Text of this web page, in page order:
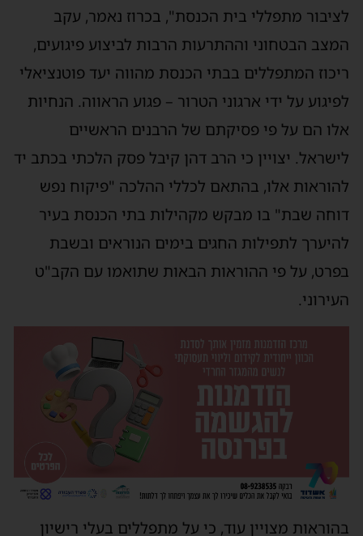
לציבור מתפללי בית הכנסת", בכרוז נאמר, עקב
המצב הבטחוני וההתרעות הרבות לביצוע פיגועים,
ריכוז המתפללים בבתי הכנסת מהווה יעד פוטנציאלי
לפיגוע על ידי ארגוני הטרור – פגוע הראווה. הנחיות
אלו הם על פי פסיקתם של הרבנים הראשיים
לישראל. יצויין כי הרב דהן קיבל פסק הלכתי בכתב יד
להוראות אלו, בהתאם לכללי ההלכה "פיקוח נפש
דוחה שבת" בו מבקש מקהילות בתי הכנסת בעיר
להיערך לתפילות החגים בימים הנוראים ובשבת
בפרט, על פי ההוראות הבאות שתואמו עם הקב"ט
העירוני.
בהוראות מצויין עוד, כי על מתפללים בעלי רישיון